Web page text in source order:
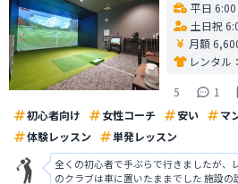
平日
土日祝
月額
レンタル：
5
1
初心者向け
女性コーチ 安い マ
体験レッスン
単発レッスン
全くの初心者で手ぶらで行きましたが、
のクラブは車に置いたままでした 施設